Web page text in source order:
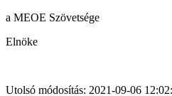
a MEOE Szövetsége
Elnöke
Utolsó módosítás: 2021-09-06